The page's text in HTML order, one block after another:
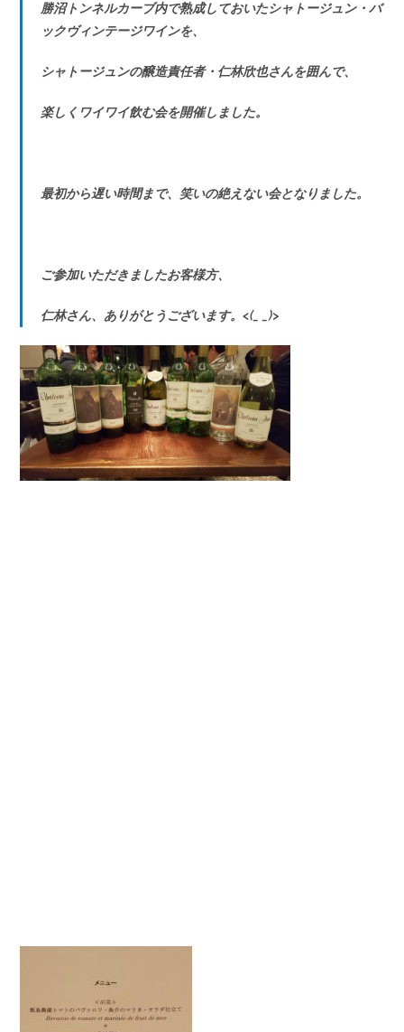
勝沼トンネルカーブ内で熟成しておいたシャトージュン・バ
ックヴィンテージワインを、
シャトージュンの醸造責任者・仁林欣也さんを囲んで、
楽しくワイワイ飲む会を開催しました。
最初から遅い時間まで、笑いの絶えない会となりました。
ご参加いただきましたお客様方、
仁林さん、ありがとうございます。<(_ _)>